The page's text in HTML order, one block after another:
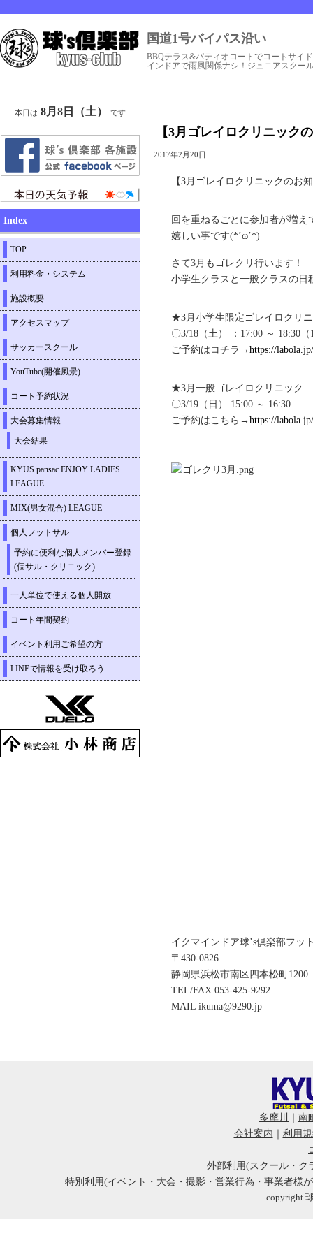
国道1号バイパス沿い
BBQテラス&パティオコートでコートサイ
インドアで雨風関係ナシ！ジュニアスクー
【3月ゴレイロクリニック
2017年2月20日
【3月ゴレイロクリニックのお
回を重ねるごとに参加者が増え
嬉しい事です(*’ω’*)
さて3月もゴレクリ行います！
小学生クラスと一般クラスの日
★3月小学生限定ゴレイロクリ
〇3/18（土） ：17:00 ～ 18:30
ご予約はコチラ→ https://
★3月一般ゴレイロクリニック
〇3/19（日） 15:00 ～ 16:30
ご予約はこちら→ https://
イクマインドア球’s倶楽部フッ
〒430-0826
静岡県浜松市南区四本松町1200
TEL/FAX 053-425-9292
MAIL ikuma@9290.jp
本日は 8月8日（土） です
Index
TOP
利用料金・システム
施設概要
アクセスマップ
サッカースクール
YouTube(開催風景)
コート予約状況
大会募集情報
大会結果
KYUS pansac ENJOY LADIES
LEAGUE
MIX(男女混合) LEAGUE
個人フットサル
予約に便利な個人メンバー登録
(個サル・クリニック)
一人単位で使える個人開放
コート年間契約
イベント利用ご希望の方
LINEで情報を受け取ろう
多摩川 ｜ 南
会社案内 ｜ 利用
外部利用(スクール・ク
特別利用(イベント・大会・撮影・営業行為・事業者様
copyright